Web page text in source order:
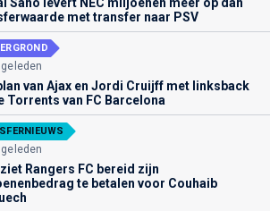
met transfer naar PSV
van Ajax en Jordi Cruijff met linksback
Torrents van FC Barcelona
ziet Rangers FC bereid zijn
te betalen voor Couhaib